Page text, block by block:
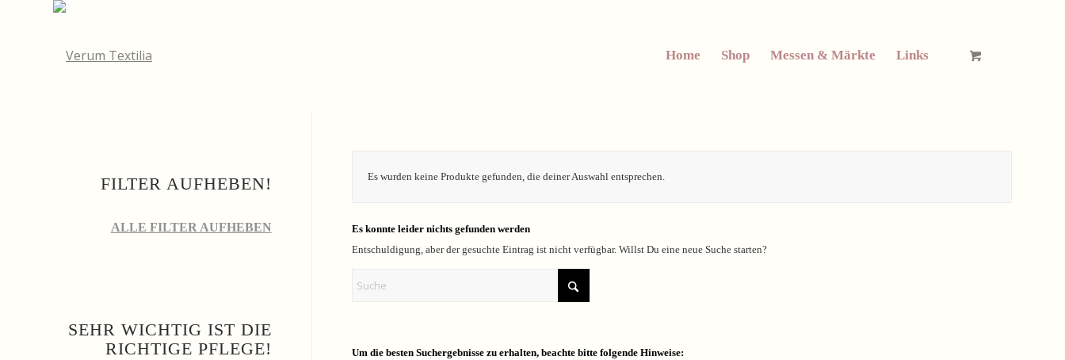
Home Shop Messen & Märkte Links
Es wurden keine Produkte gefunden, die deiner Auswahl entsprechen.
Es konnte leider nichts gefunden werden
Entschuldigung, aber der gesuchte Eintrag ist nicht verfügbar. Willst Du eine neue Suche starten?
Um die besten Suchergebnisse zu erhalten, beachte bitte folgende Hinweise:
FILTER AUFHEBEN!
ALLE FILTER AUFHEBEN
SEHR WICHTIG IST DIE
RICHTIGE PFLEGE!